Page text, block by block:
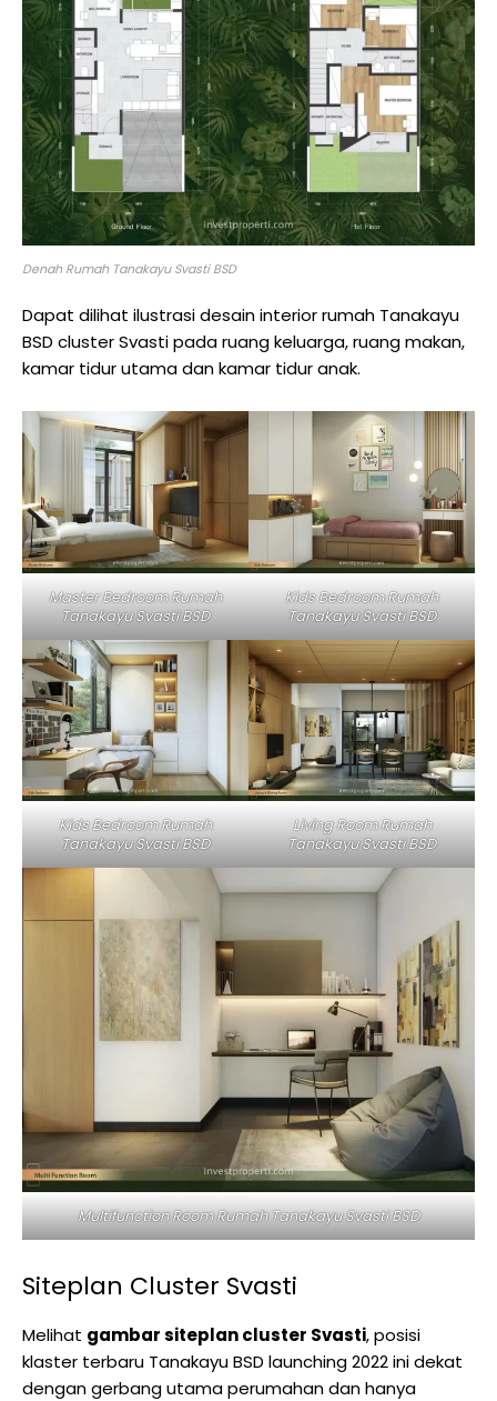
Denah Rumah Tanakayu Svasti BSD
Dapat dilihat ilustrasi desain interior rumah Tanakayu
BSD cluster Svasti pada ruang keluarga, ruang makan,
kamar tidur utama dan kamar tidur anak.
Master Bedroom Rumah
Tanakayu Svasti BSD
Kids Bedroom Rumah
Tanakayu Svasti BSD
Kids Bedroom Rumah
Tanakayu Svasti BSD
Living Room Rumah
Tanakayu Svasti BSD
Multifunction Room Rumah Tanakayu Svasti BSD
Siteplan Cluster Svasti
Melihat gambar siteplan cluster Svasti, posisi
klaster terbaru Tanakayu BSD launching 2022 ini dekat
dengan gerbang utama perumahan dan hanya